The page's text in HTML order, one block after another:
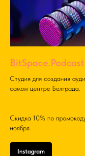
BitSpace.Podcast
Студия для создания
самом центре Белграда.
Скидка 10% по
ноября.
Instagram